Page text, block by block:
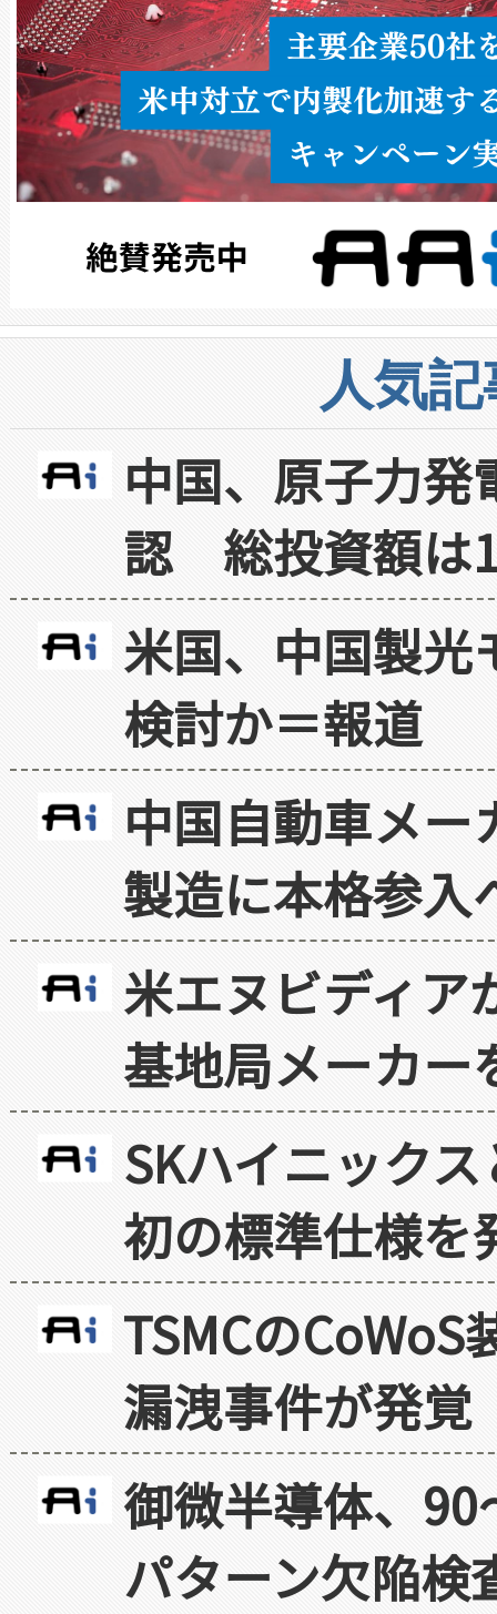
人気
中国、原子力
認 総投資額は
米国、中国製光
検討か＝報道
中国自動車メ
製造に本格参入
米エヌビディア
基地局メーカー
SKハイニック
初の標準仕様を
TSMCの
漏洩事件が発覚
御微半導体、
パターン欠陥検